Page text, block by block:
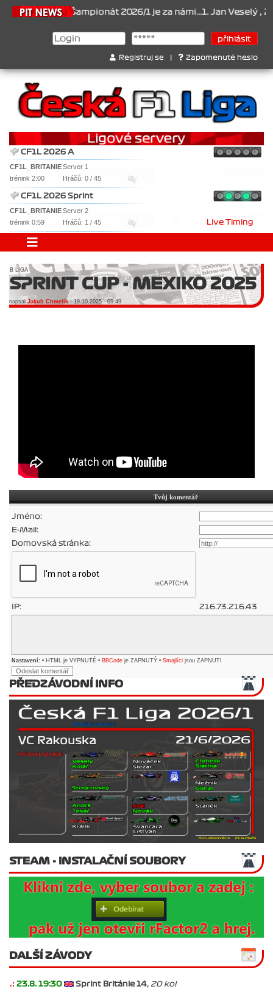
Šampionát 2026/1 je za námi...1. Jan Veselý , 2. Jan
Registruj se Zapomenuté heslo
CF1L 2026 A
CF1L_BRITANIEServer 1
trénink 2:00
Hráčů: 0 / 45
CF1L 2026 Sprint
CF1L_BRITANIEServer 2
trénink 0:59
Hráčů: 1 / 45 Live Timing
B LIGA
SPRINT CUP - MEXIKO 2025
napsal Jakub Chmelík- 19.10.2025 - 09:49
Tvůj komentář
Jméno:
E-Mail:
Domovská stránka:
IP: 216.73.216.43
Nastavení: • HTML je VYPNUTÉ • BBCode je ZAPNUTÝ • Smajlíci jsou ZAPNUTI
PŘEDZÁVODNÍ INFO
STEAM - INSTALAČNÍ SOUBORY
DALŠÍ ZÁVODY
.: 23.8. 19:30 Sprint Británie 14, 20 kol